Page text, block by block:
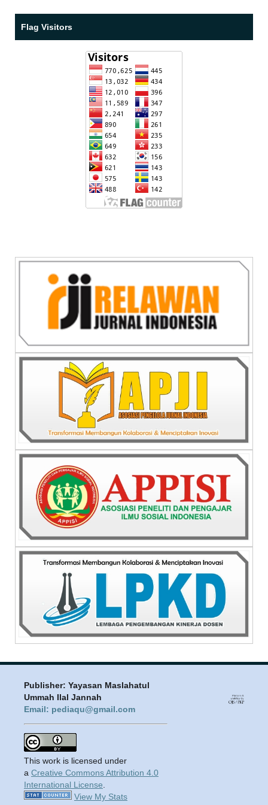
Flag Visitors
Publisher: Yayasan Maslahatul
Ummah Ilal Jannah
Email: pediaqu@gmail.com
This work is licensed under
a Creative Commons Attribution 4.0
International License
View My Stats